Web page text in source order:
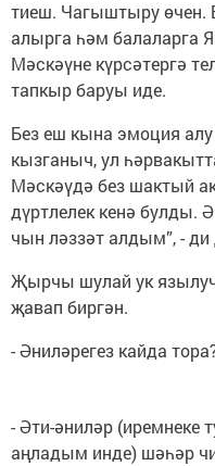
тиеш. Чагыштыру өчен.
алырга һәм балаларга
Мәскәүне күрсәтергә
тапкыр баруы иде.
Без еш кына эмоция
кызганыч, ул
Мәскәүдә без шактый
дүртлелек кенә булды.
чын ләззәт алдым”, - ди
Җырчы шулай ук
җавап биргән.
- Әниләрегез кайда
- Әти-әниләр (иремнеке
аңладым инде) шәһәр